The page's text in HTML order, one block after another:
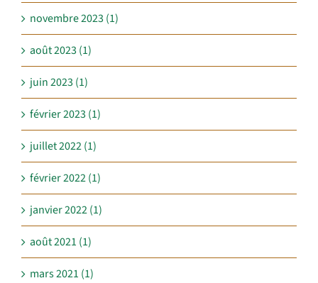
novembre 2023 (1)
août 2023 (1)
juin 2023 (1)
février 2023 (1)
juillet 2022 (1)
février 2022 (1)
janvier 2022 (1)
août 2021 (1)
mars 2021 (1)